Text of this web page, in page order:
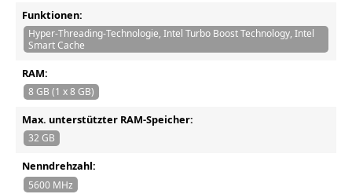
Funktionen:
Hyper-Threading-Technologie, Intel Turbo Boost Technology, Intel
Smart Cache
RAM:
8 GB (1 x 8 GB)
Max. unterstützter RAM-Speicher:
32 GB
Nenndrehzahl:
5600 MHz